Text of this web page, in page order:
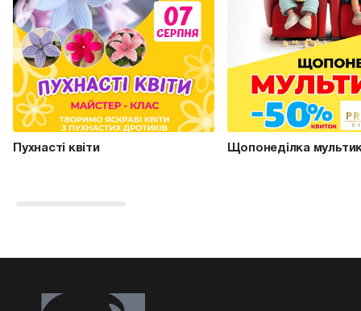
Пухнасті квіти Щопонеділка